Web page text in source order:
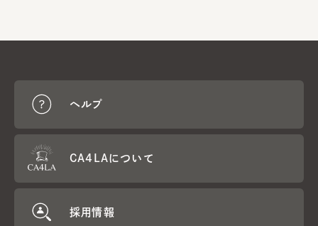
ヘルプ
CA4LAについて
採用情報